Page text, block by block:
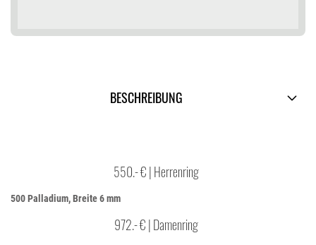
BESCHREIBUNG
550.- € | Herrenring
500 Palladium, Breite 6 mm
972.- € | Damenring